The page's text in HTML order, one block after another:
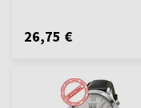
26,75 €